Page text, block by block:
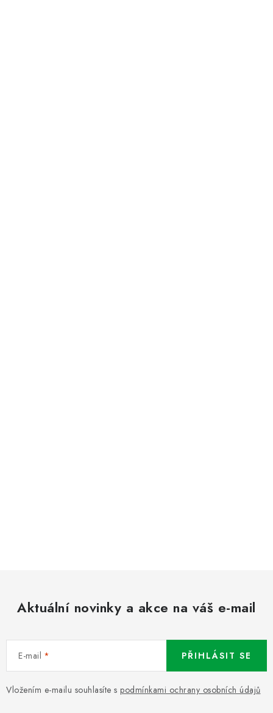
Aktuální novinky a akce na váš e-mail
E-mail
Vložením e-mailu souhlasíte s podmínkami ochrany osobních údajů
PŘIHLÁSIT SE